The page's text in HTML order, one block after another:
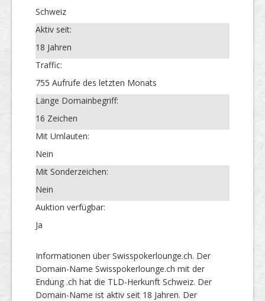
Schweiz
Aktiv seit:
18 Jahren
Traffic:
755 Aufrufe des letzten Monats
Länge Domainbegriff:
16 Zeichen
Mit Umlauten:
Nein
Mit Sonderzeichen:
Nein
Auktion verfügbar:
Ja
Informationen über Swisspokerlounge.ch. Der
Domain-Name Swisspokerlounge.ch mit der
Endung .ch hat die TLD-Herkunft Schweiz. Der
Domain-Name ist aktiv seit 18 Jahren. Der